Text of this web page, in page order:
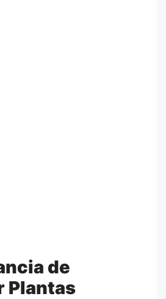
de
Plantas